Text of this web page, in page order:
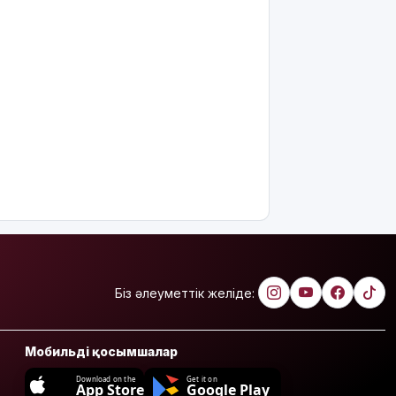
Біз әлеуметтік желіде:
Мобильді қосымшалар
Download on the
App Store
Get it on
Google Play